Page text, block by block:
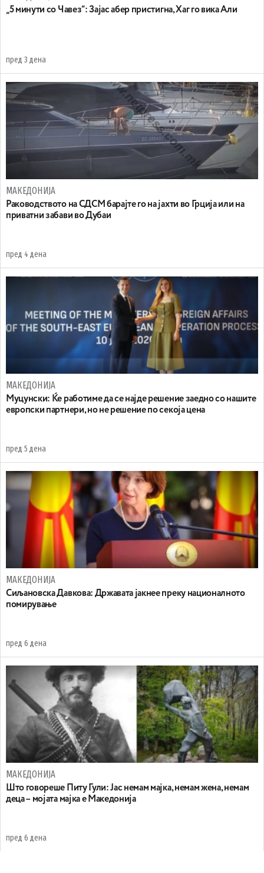
„5 минути со Чавез“: Зајас абер пристигна, Хаг го вика Али
пред 3 дена
МАКЕДОНИЈА
Раководството на СДСМ барајте го на јахти во Грција или на
приватни забави во Дубаи
пред 4 дена
МАКЕДОНИЈА
Муцунски: Ќе работиме да се најде решение заедно со нашите
европски партнери, но не решение по секоја цена
пред 5 дена
МАКЕДОНИЈА
Сиљановска Давкова: Државата јакнее преку националното
помирување
пред 6 дена
МАКЕДОНИЈА
Што говореше Питу Гули: Јас немам мајка, немам жена, немам
деца – мојата мајка е Македонија
пред 6 дена